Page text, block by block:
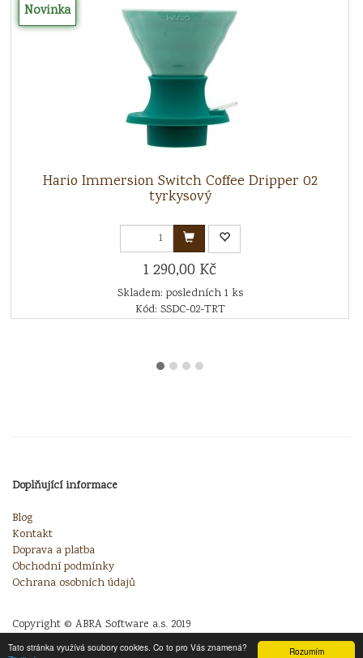
Rozumím
Tato stránka využívá soubory cookies. Co to pro Vás znamená?
Novinka
Hario Immersion Switch Coffee Dripper 02
tyrkysový
1 290,00 Kč
Skladem: posledních 1 ks
Kód: SSDC-02-TRT
Doplňující informace
Blog
Kontakt
Doprava a platba
Obchodní podmínky
Ochrana osobních údajů
Copyright © ABRA Software a.s. 2019